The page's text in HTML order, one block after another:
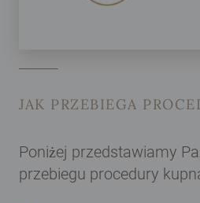
JAK PRZEBIEGA
Poniżej przedstawiamy
przebiegu procedury